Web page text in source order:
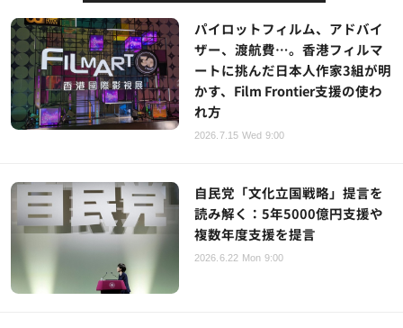
パイロットフィルム、アドバイ
ザー、渡航費…。香港フィルマ
ートに挑んだ日本人作家3組が明
かす、Film Frontier支援の使わ
れ方
2026.7.15 Wed 9:00
自民党「文化立国戦略」提言を
読み解く：5年5000億円支援や
複数年度支援を提言
2026.6.22 Mon 9:00